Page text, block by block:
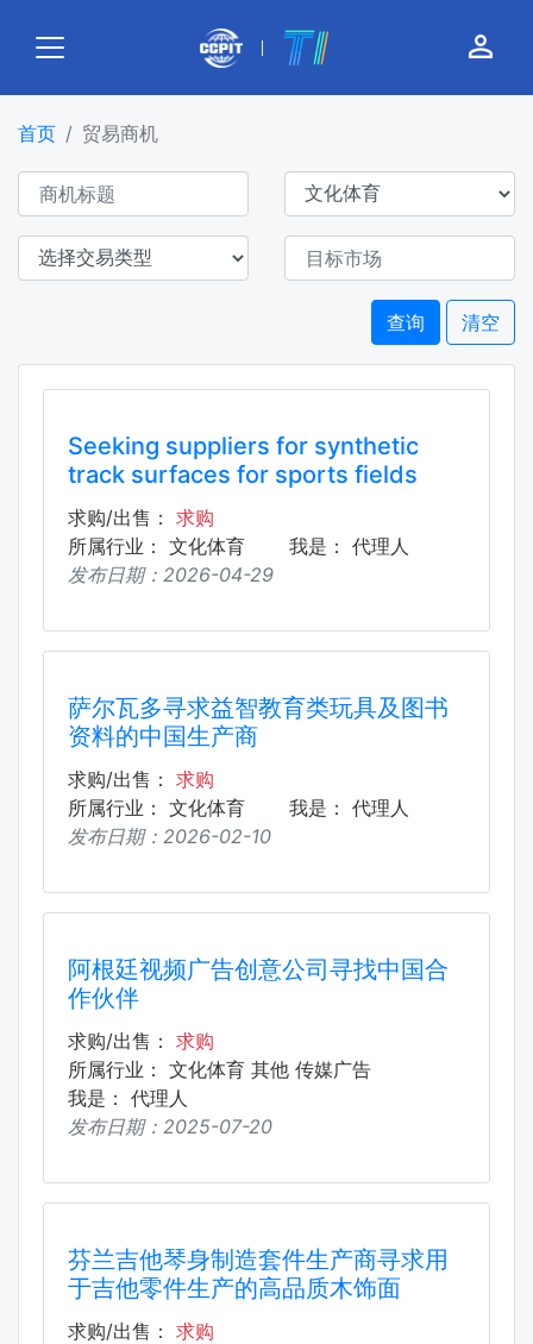
person_outline
首页 贸易商机
查询 清空
Seeking suppliers for synthetic
track surfaces for sports fields
求购/出售： 求购
所属行业： 文化体育 我是： 代理人
发布日期： 2026-04-29
萨尔瓦多寻求益智教育类玩具及图书
资料的中国生产商
求购/出售： 求购
所属行业： 文化体育 我是： 代理人
发布日期： 2026-02-10
阿根廷视频广告创意公司寻找中国合
作伙伴
求购/出售： 求购
所属行业： 文化体育 其他 传媒广告
我是： 代理人
发布日期： 2025-07-20
芬兰吉他琴身制造套件生产商寻求用
于吉他零件生产的高品质木饰面
求购/出售： 求购